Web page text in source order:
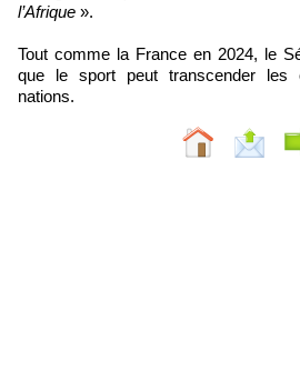
l’Afrique ».
Tout comme la France en 2024, le
que le sport peut transcender les
nations.